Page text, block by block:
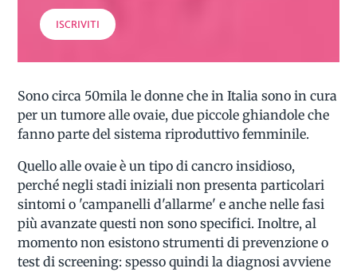
ISCRIVITI
Sono circa 50mila le donne che in Italia sono in cura
per un tumore alle ovaie, due piccole ghiandole che
fanno parte del sistema riproduttivo femminile.
Quello alle ovaie è un tipo di cancro insidioso,
perché negli stadi iniziali non presenta particolari
sintomi o 'campanelli d'allarme' e anche nelle fasi
più avanzate questi non sono specifici. Inoltre, al
momento non esistono strumenti di prevenzione o
test di screening: spesso quindi la diagnosi avviene